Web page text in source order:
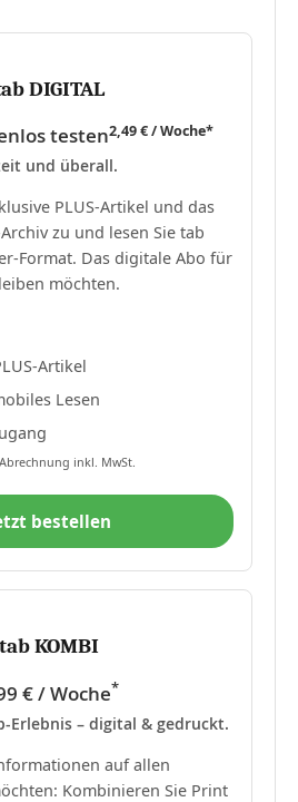
DIGITAL
testen2,49 € / Woche*
und überall.
PLUS-Artikel und das
zu und lesen Sie tab
Format. Das digitale Abo für
möchten.
Artikel
Lesen
inkl. MwSt.
bestellen
tab KOMBI
€ / Woche*
Erlebnis – digital & gedruckt.
auf allen
Kombinieren Sie Print